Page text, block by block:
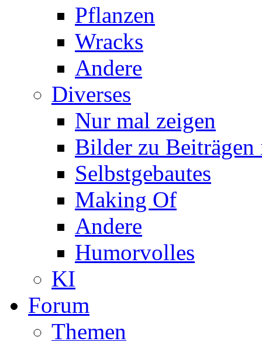
Pflanzen
Wracks
Andere
Diverses
Nur mal zeigen
Bilder zu
Selbstgebautes
Making Of
Andere
Humorvolles
KI
Forum
Themen